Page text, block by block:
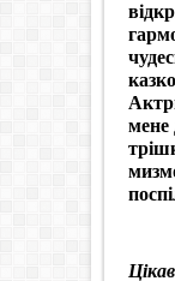
мене
ми